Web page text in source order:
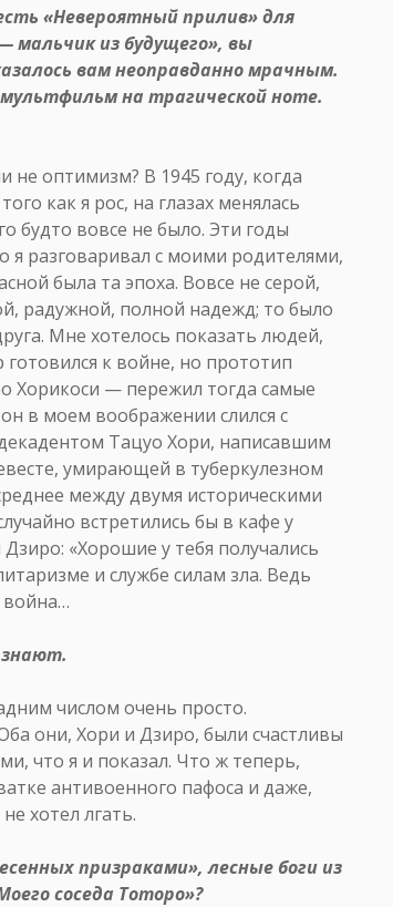
«Невероятный прилив» для
мальчик из будущего», вы
вам неоправданно мрачным.
на трагической ноте.
оптимизм? В 1945 году, когда
как я рос, на глазах менялась
будто вовсе не было. Эти годы
я разговаривал с моими родителями,
была та эпоха. Вовсе не серой,
радужной, полной надежд; то было
Мне хотелось показать людей,
к войне, но прототип
Хорикоси — пережил тогда самые
в моем воображении слился с
Тацуо Хори, написавшим
умирающей в туберкулезном
между двумя историческими
встретились бы в кафе у
«Хорошие у тебя получались
и службе силам зла. Ведь
война…
числом очень просто.
они, Хори и Дзиро, были счастливы
что я и показал. Что ж теперь,
антивоенного пафоса и даже,
хотел лгать.
призраками», лесные боги из
соседа Тоторо»?